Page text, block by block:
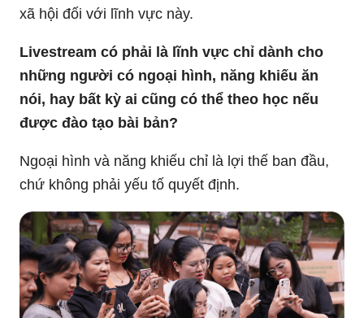
xã hội đối với lĩnh vực này.
Livestream có phải là lĩnh vực chỉ dành cho
những người có ngoại hình, năng khiếu ăn
nói, hay bất kỳ ai cũng có thể theo học nếu
được đào tạo bài bản?
Ngoại hình và năng khiếu chỉ là lợi thế ban đầu,
chứ không phải yếu tố quyết định.